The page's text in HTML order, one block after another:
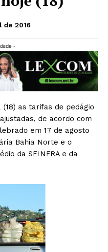
de 2016
-
as tarifas de pedágio
de acordo com
em 17 de agosto
Bahia Norte e o
da SEINFRA e da